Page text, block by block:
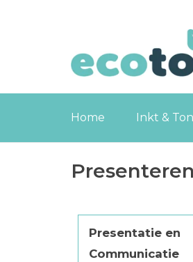
Home Inkt &
Presenteren
Presentatie en
Communicatie